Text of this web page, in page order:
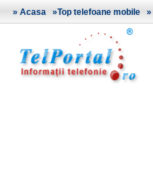
» Acasa »Top telefoane mobile »